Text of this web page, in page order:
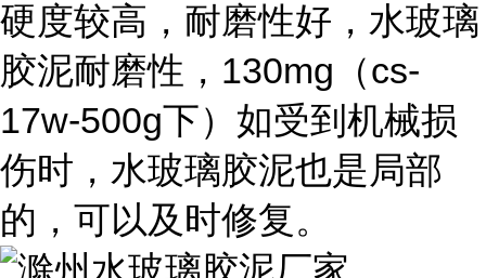
硬度较高，耐磨性好，水玻璃
胶泥耐磨性， 130mg （cs-
17w-500g下）如受到机械损
伤时，水玻璃胶泥也是局部
的，可以及时修复。